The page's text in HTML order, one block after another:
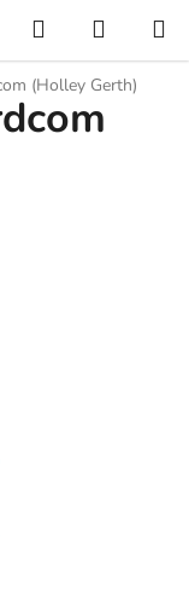
Hľadať
KOŠÍK
(Holley Gerth)